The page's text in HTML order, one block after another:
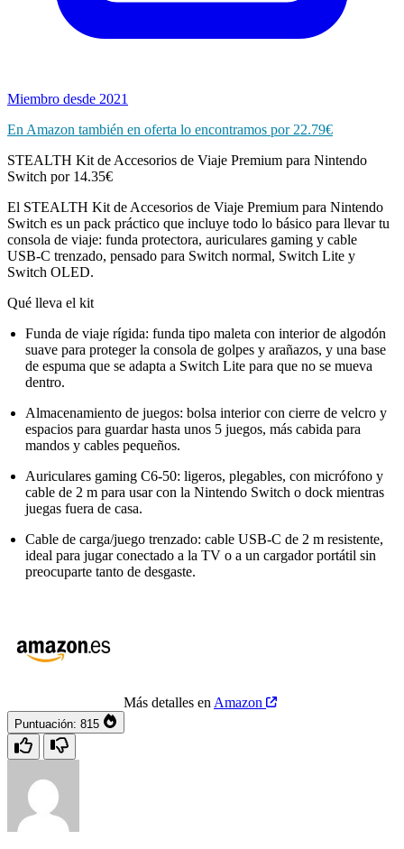
Miembro desde 2021
En Amazon también en oferta lo encontramos por 22.79€
STEALTH Kit de Accesorios de Viaje Premium para Nintendo
Switch por 14.35€
El STEALTH Kit de Accesorios de Viaje Premium para Nintendo
Switch es un pack práctico que incluye todo lo básico para llevar tu
consola de viaje: funda protectora, auriculares gaming y cable
USB‑C trenzado, pensado para Switch normal, Switch Lite y
Switch OLED.
Qué lleva el kit
Funda de viaje rígida: funda tipo maleta con interior de algodón
suave para proteger la consola de golpes y arañazos, y una base
de espuma que se adapta a Switch Lite para que no se mueva
dentro.
Almacenamiento de juegos: bolsa interior con cierre de velcro y
espacios para guardar hasta unos 5 juegos, más cabida para
mandos y cables pequeños.
Auriculares gaming C6‑50: ligeros, plegables, con micrófono y
cable de 2 m para usar con la Nintendo Switch o dock mientras
juegas fuera de casa.
Cable de carga/juego trenzado: cable USB‑C de 2 m resistente,
ideal para jugar conectado a la TV o a un cargador portátil sin
preocuparte tanto de desgaste.
Más detalles en Amazon
Puntuación: 815